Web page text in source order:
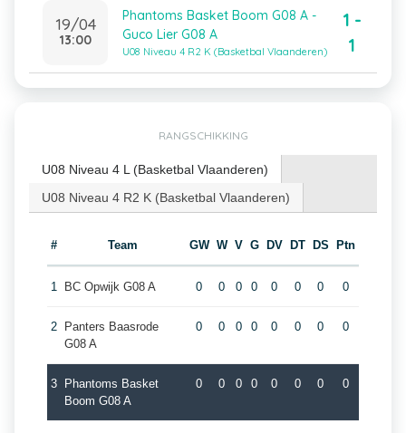
19/04
13:00
Phantoms Basket Boom G08 A -
Guco Lier G08 A
U08 Niveau 4 R2 K (Basketbal Vlaanderen)
1 -
1
RANGSCHIKKING
U08 Niveau 4 L (Basketbal Vlaanderen)
U08 Niveau 4 R2 K (Basketbal Vlaanderen)
# Team GW W V G DV DT DS Ptn
1 BC Opwijk G08 A 0 0 0 0 0 0 0 0
2
Panters Baasrode
G08 A
0 0 0 0 0 0 0 0
3
Phantoms Basket
Boom G08 A
0 0 0 0 0 0 0 0